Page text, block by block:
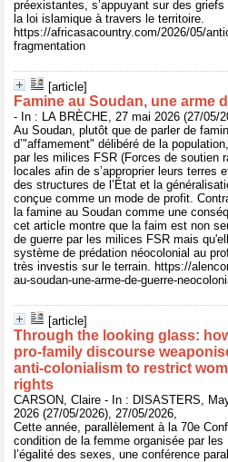
préexistantes, s’appuyant sur des
la loi islamique à travers le territoire.
https://africasacountry.com/2026/05/
fragmentation
[article]
Famine au Soudan, une arme
- In : LA BRÈCHE, 27 mai 2026 (27/05/
Au Soudan, plutôt que de parler de
d’"affamement" délibéré de la
par les milices FSR (Forces de soutien
locales afin de s’approprier leurs terres
des structures de l’État et la
conçue comme un mode de profit.
la famine au Soudan comme une
cet article montre que la faim est non
de guerre par les milices FSR mais
système de prédation néocolonial au
très investis sur le terrain. https://
au-soudan-une-arme-de-guerre-
[article]
Through the looking glass:
pro-family discourse
anti-colonialism to restrict
rights
CARSON, Claire - In : DISASTERS,
2026 (27/05/2026), 27/05/2026,
Cette année, parallèlement à la 70e
condition de la femme organisée par
l’égalité des sexes, une conférence